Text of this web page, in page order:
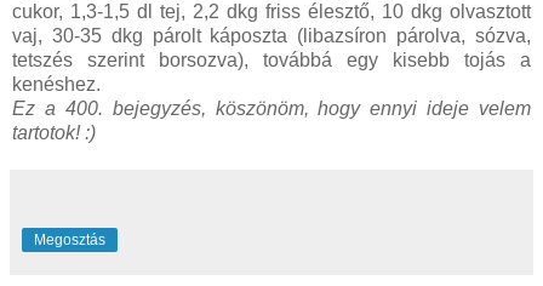
cukor, 1,3-1,5 dl tej, 2,2 dkg friss élesztő, 10 dkg olvasztott
vaj, 30-35 dkg párolt káposzta (libazsíron párolva, sózva,
tetszés szerint borsozva), továbbá egy kisebb tojás a
kenéshez.
Ez a 400. bejegyzés, köszönöm, hogy ennyi ideje velem
tartotok! :)
Megosztás